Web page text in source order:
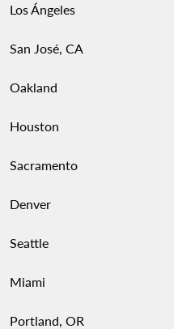
Los Ángeles
San José, CA
Oakland
Houston
Sacramento
Denver
Seattle
Miami
Portland, OR